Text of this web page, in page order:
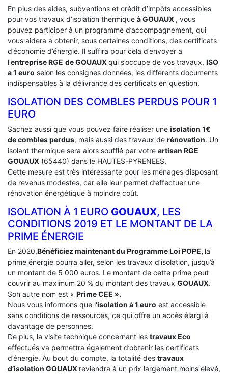
En plus des aides, subventions et crédit d’impôts accessibles
pour vos travaux d’isolation thermique à GOUAUX , vous
pouvez participer à un programme d’accompagnement, qui
vous aidera à obtenir, sous certaines conditions, des certificats
d’économie d’énergie. Il suffira pour cela d’envoyer a
l’entreprise RGE de GOUAUXqui s’occupe de vos travaux, ISO
a 1 euro selon les consignes données, les différents documents
indispensables à la délivrance des certificats en question.
ISOLATION DES COMBLES PERDUS POUR 1
EURO
Sachez aussi que vous pouvez faire réaliser une isolation 1€
de combles perdus, mais aussi des travaux de rénovation. Un
isolant thermique sera alors soufflé par votre artisan RGE
GOUAUX (65440) dans le HAUTES-PYRENEES.
Cette mesure est très intéressante pour les ménages disposant
de revenus modestes, car elle leur permet d’effectuer une
rénovation énergétique à moindre coût.
ISOLATION À 1 EURO GOUAUX, LES
CONDITIONS 2019 ET LE MONTANT DE LA
PRIME ÉNERGIE
En 2020,Bénéficiez maintenant du Programme Loi POPE, la
prime énergie pourra aller, selon les travaux d’isolation, jusqu’à
un montant de 5 000 euros. Le montant de cette prime peut
couvrir au maximum 20 % du montant des travaux GOUAUX.
Son autre nom est « Prime CEE ».
Nous vous informons que l‘isolation à 1 euro est accessible
sans conditions de ressources, ce qui offre un accès élargi à
davantage de personnes.
De plus, la visite technique concernant les travaux Eco
effectués va permettra également d’obtenir les certificats
d’énergie. Au bout du compte, la totalité des travaux
d’isolation GOUAUX reviendra à un prix largement moins élevé,